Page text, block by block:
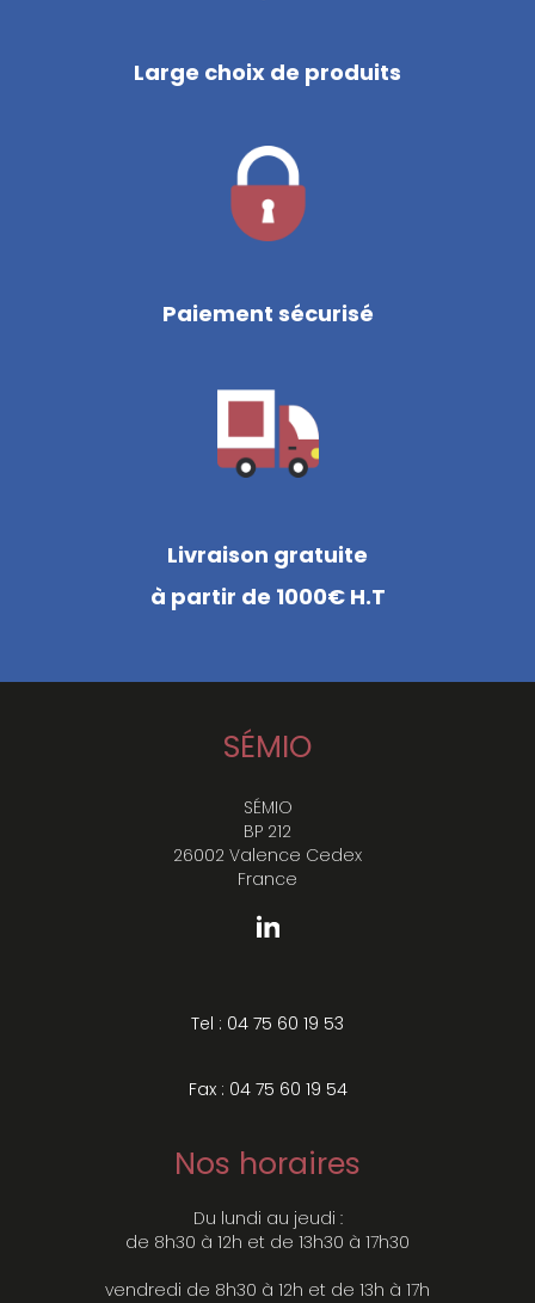
Large choix de produits
Paiement sécurisé
Livraison gratuite
à partir de 1000€ H.T
SÉMIO
SÉMIO
BP 212
26002 Valence Cedex
France
Tel : 04 75 60 19 53
Fax : 04 75 60 19 54
Nos horaires
Du lundi au jeudi :
de 8h30 à 12h et de 13h30 à 17h30
vendredi de 8h30 à 12h et de 13h à 17h